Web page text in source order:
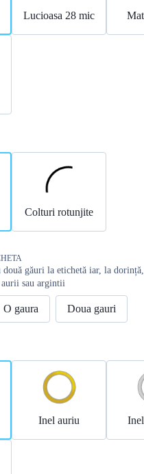
Lucioasa 28 mic
Colturi rotunjite
două găuri la etichetă iar, la
sau argintii
O gaura Doua gauri
Inel auriu